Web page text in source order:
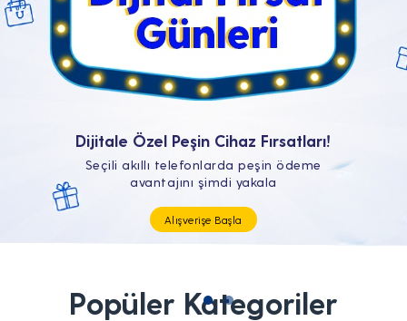
Tüm Teknolojik İhtiyaçların Tam'da
Popüler Kategoriler